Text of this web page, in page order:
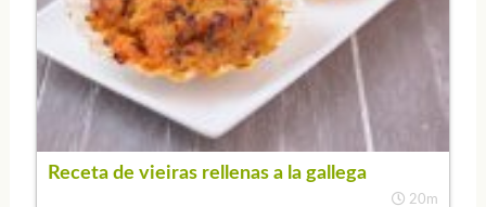
Receta de vieiras rellenas a la gallega
20m